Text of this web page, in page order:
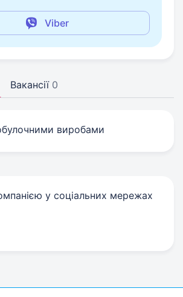
Viber
Вакансії 0
виробами
у соціальних мережах
link
share link